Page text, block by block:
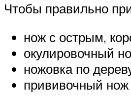
Чтобы правильно
нож с острым,
окулировочный
ножовка по
прививочный нож